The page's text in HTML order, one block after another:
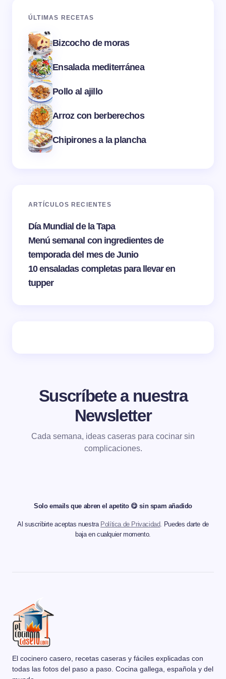
ÚLTIMAS RECETAS
Bizcocho de moras
Ensalada mediterránea
Pollo al ajillo
Arroz con berberechos
Chipirones a la plancha
ARTÍCULOS RECIENTES
Día Mundial de la Tapa
Menú semanal con ingredientes de
temporada del mes de Junio
10 ensaladas completas para llevar en
tupper
Suscríbete a nuestra
Newsletter
Cada semana, ideas caseras para cocinar sin
complicaciones.
Solo emails que abren el apetito 😋 sin spam añadido
Al suscribirte aceptas nuestra Política de Privacidad. Puedes darte de
baja en cualquier momento.
El cocinero casero, recetas caseras y fáciles explicadas con
todas las fotos del paso a paso. Cocina gallega, española y del